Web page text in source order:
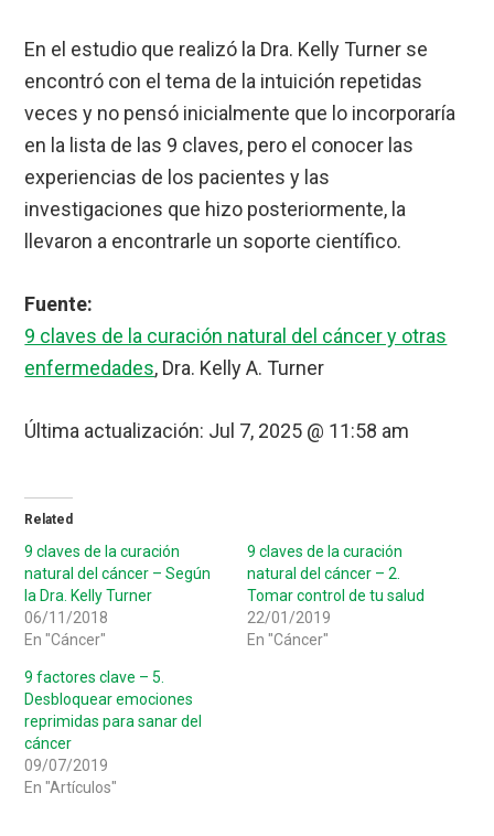
En el estudio que realizó la Dra. Kelly Turner se
encontró con el tema de la intuición repetidas
veces y no pensó inicialmente que lo incorporaría
en la lista de las 9 claves, pero el conocer las
experiencias de los pacientes y las
investigaciones que hizo posteriormente, la
llevaron a encontrarle un soporte científico.
Fuente:
9 claves de la curación natural del cáncer y otras
enfermedades, Dra. Kelly A. Turner
Última actualización: Jul 7, 2025 @ 11:58 am
Related
9 claves de la curación
natural del cáncer – Según
la Dra. Kelly Turner
06/11/2018
En "Cáncer"
9 claves de la curación
natural del cáncer – 2.
Tomar control de tu salud
22/01/2019
En "Cáncer"
9 factores clave – 5.
Desbloquear emociones
reprimidas para sanar del
cáncer
09/07/2019
En "Artículos"